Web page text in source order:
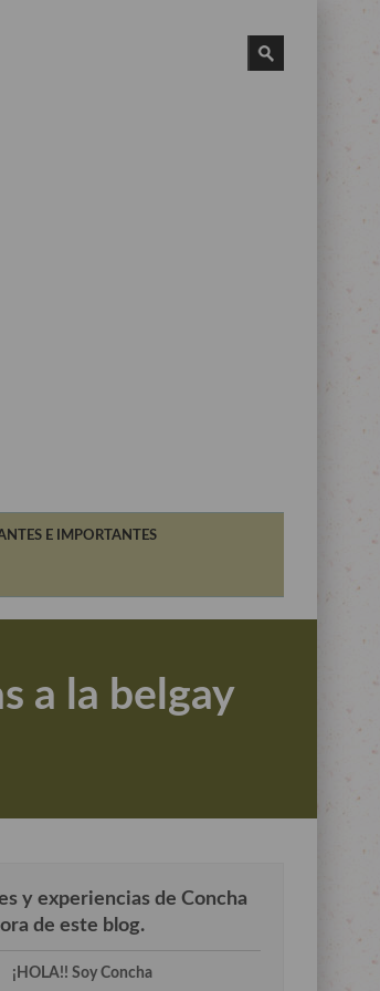
E IMPORTANTES
a la belgay
y experiencias de Concha
de este blog.
¡HOLA!! Soy Concha